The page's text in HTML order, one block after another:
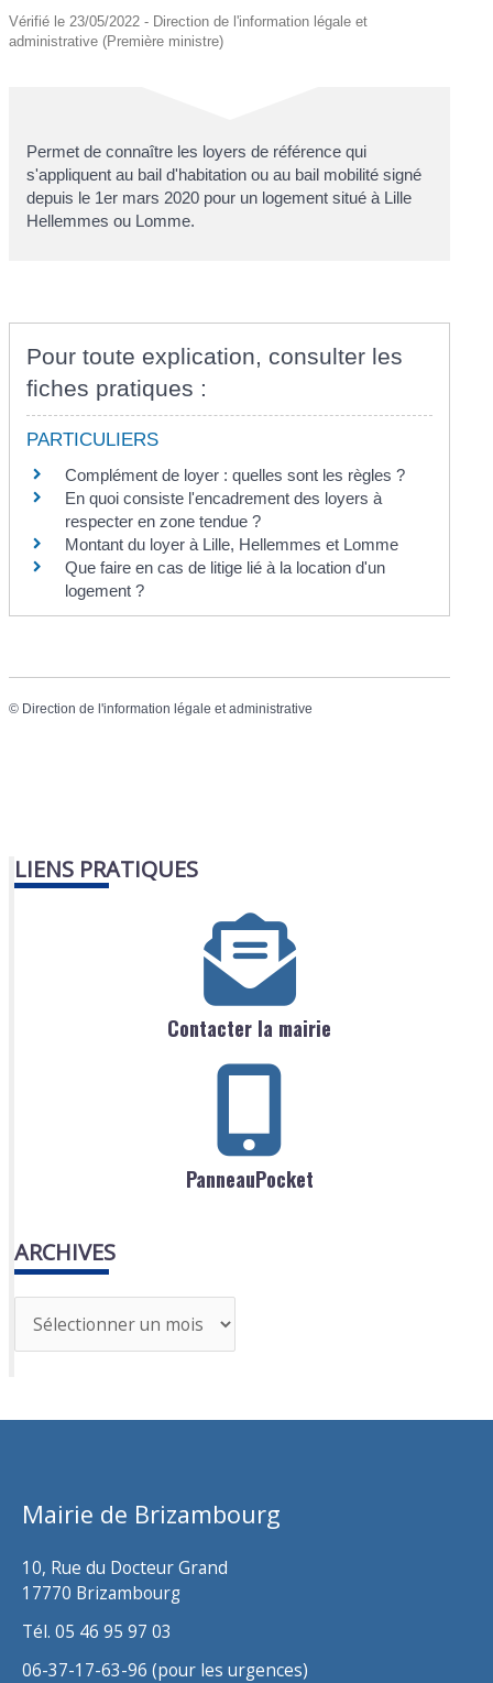
Vérifié le 23/05/2022 - Direction de l'information légale et
administrative (Première ministre)
Permet de connaître les loyers de référence qui
s'appliquent au bail d'habitation ou au bail mobilité signé
depuis le 1er mars 2020 pour un logement situé à Lille
Hellemmes ou Lomme.
Pour toute explication, consulter les
fiches pratiques :
PARTICULIERS
Complément de loyer : quelles sont les règles ?
En quoi consiste l'encadrement des loyers à
respecter en zone tendue ?
Montant du loyer à Lille, Hellemmes et Lomme
Que faire en cas de litige lié à la location d'un
logement ?
© Direction de l'information légale et administrative
LIENS PRATIQUES
Contacter la mairie
PanneauPocket
ARCHIVES
r
h
Mairie de Brizambourg
10, Rue du Docteur Grand
17770 Brizambourg
Tél. 05 46 95 97 03
06-37-17-63-96 (pour les urgences)